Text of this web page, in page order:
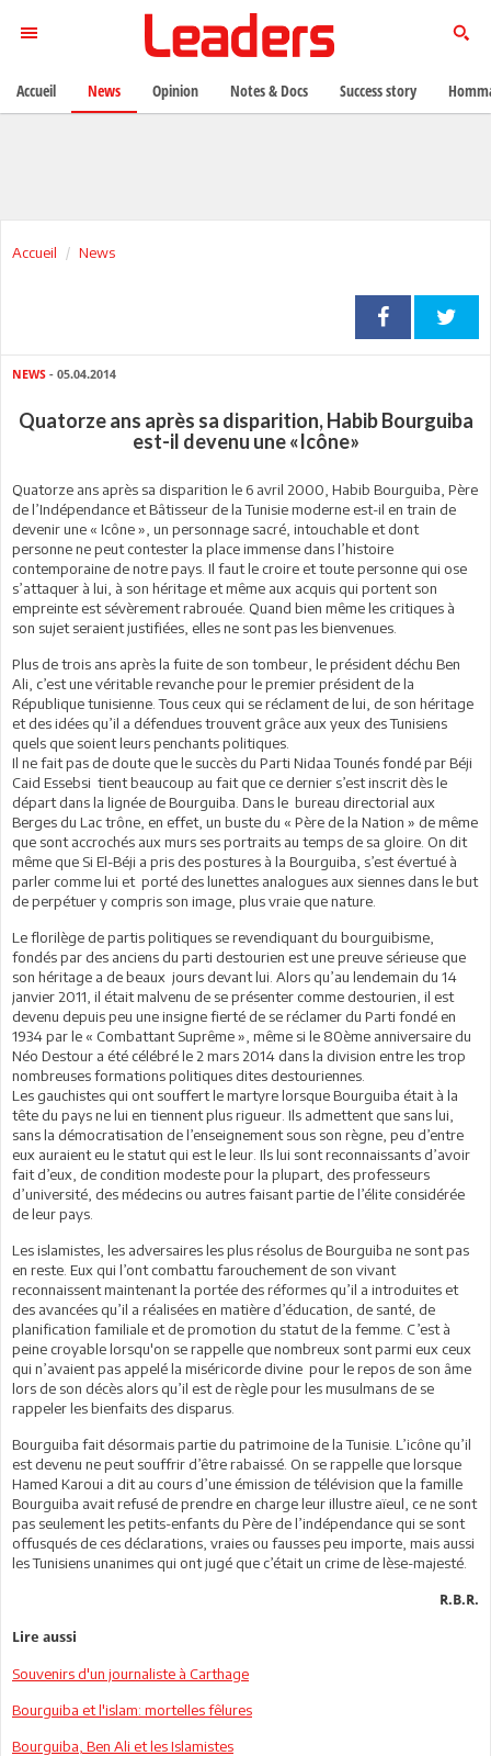
Accueil News
NEWS - 05.04.2014
Quatorze ans après sa disparition, Habib Bourguiba
est-il devenu une «Icône»
Quatorze ans après sa disparition le 6 avril 2000, Habib Bourguiba, Père
de l’Indépendance et Bâtisseur de la Tunisie moderne est-il en train de
devenir une « Icône », un personnage sacré, intouchable et dont
personne ne peut contester la place immense dans l’histoire
contemporaine de notre pays. Il faut le croire et toute personne qui ose
s’attaquer à lui, à son héritage et même aux acquis qui portent son
empreinte est sévèrement rabrouée. Quand bien même les critiques à
son sujet seraient justifiées, elles ne sont pas les bienvenues.
Plus de trois ans après la fuite de son tombeur, le président déchu Ben
Ali, c’est une véritable revanche pour le premier président de la
République tunisienne. Tous ceux qui se réclament de lui, de son héritage
et des idées qu’il a défendues trouvent grâce aux yeux des Tunisiens
quels que soient leurs penchants politiques.
Il ne fait pas de doute que le succès du Parti Nidaa Tounés fondé par Béji
Caid Essebsi tient beaucoup au fait que ce dernier s’est inscrit dès le
départ dans la lignée de Bourguiba. Dans le bureau directorial aux
Berges du Lac trône, en effet, un buste du « Père de la Nation » de même
que sont accrochés aux murs ses portraits au temps de sa gloire. On dit
même que Si El-Béji a pris des postures à la Bourguiba, s’est évertué à
parler comme lui et porté des lunettes analogues aux siennes dans le but
de perpétuer y compris son image, plus vraie que nature.
Le florilège de partis politiques se revendiquant du bourguibisme,
fondés par des anciens du parti destourien est une preuve sérieuse que
son héritage a de beaux jours devant lui. Alors qu’au lendemain du 14
janvier 2011, il était malvenu de se présenter comme destourien, il est
devenu depuis peu une insigne fierté de se réclamer du Parti fondé en
1934 par le « Combattant Suprême », même si le 80ème anniversaire du
Néo Destour a été célébré le 2 mars 2014 dans la division entre les trop
nombreuses formations politiques dites destouriennes.
Les gauchistes qui ont souffert le martyre lorsque Bourguiba était à la
tête du pays ne lui en tiennent plus rigueur. Ils admettent que sans lui,
sans la démocratisation de l’enseignement sous son règne, peu d’entre
eux auraient eu le statut qui est le leur. Ils lui sont reconnaissants d’avoir
fait d’eux, de condition modeste pour la plupart, des professeurs
d’université, des médecins ou autres faisant partie de l’élite considérée
de leur pays.
Les islamistes, les adversaires les plus résolus de Bourguiba ne sont pas
en reste. Eux qui l’ont combattu farouchement de son vivant
reconnaissent maintenant la portée des réformes qu’il a introduites et
des avancées qu’il a réalisées en matière d’éducation, de santé, de
planification familiale et de promotion du statut de la femme. C’est à
peine croyable lorsqu'on se rappelle que nombreux sont parmi eux ceux
qui n’avaient pas appelé la miséricorde divine pour le repos de son âme
lors de son décès alors qu’il est de règle pour les musulmans de se
rappeler les bienfaits des disparus.
Bourguiba fait désormais partie du patrimoine de la Tunisie. L’icône qu’il
est devenu ne peut souffrir d’être rabaissé. On se rappelle que lorsque
Hamed Karoui a dit au cours d’une émission de télévision que la famille
Bourguiba avait refusé de prendre en charge leur illustre aïeul, ce ne sont
pas seulement les petits-enfants du Père de l’indépendance qui se sont
offusqués de ces déclarations, vraies ou fausses peu importe, mais aussi
les Tunisiens unanimes qui ont jugé que c’était un crime de lèse-majesté.
R.B.R.
Lire aussi
Souvenirs d'un journaliste à Carthage
Bourguiba et l'islam: mortelles fêlures
Bourguiba, Ben Ali et les Islamistes
Accueil News Opinion Notes & Docs Success story